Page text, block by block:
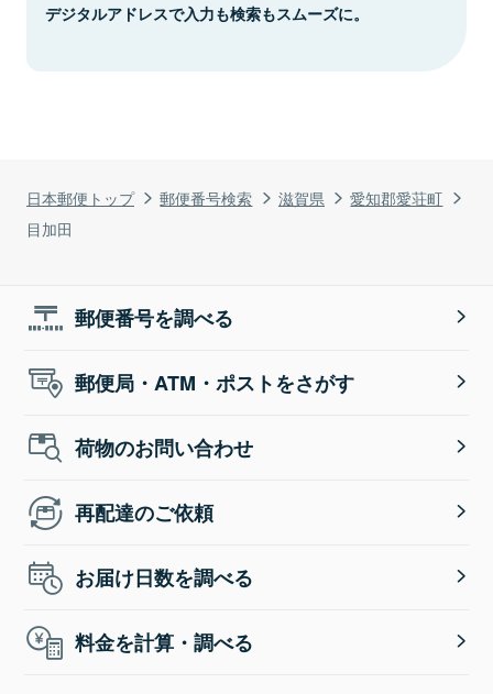
日本郵便トップ 郵便番号検索 滋賀県
愛知郡愛荘町
目加田
デジタルアドレスで入力も検索もスムーズに。
郵便番号を調べる
郵便局・ATM・ポストをさがす
荷物のお問い合わせ
再配達のご依頼
お届け日数を調べる
料金を計算・調べる